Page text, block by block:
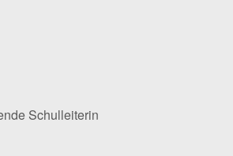
Schulleiterin